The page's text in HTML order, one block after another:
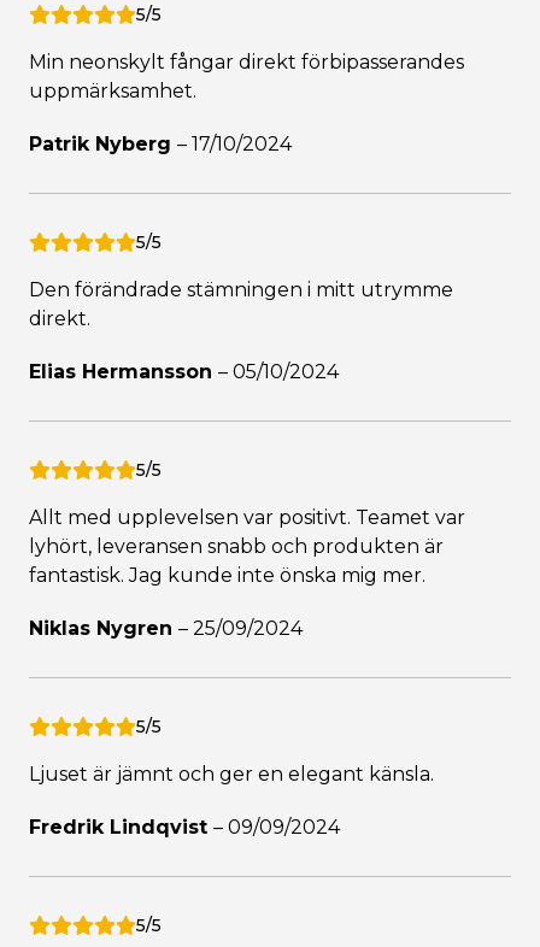
5/5
Min neonskylt fångar direkt förbipasserandes
uppmärksamhet.
Patrik Nyberg – 17/10/2024
5/5
Den förändrade stämningen i mitt utrymme
direkt.
Elias Hermansson – 05/10/2024
5/5
Allt med upplevelsen var positivt. Teamet var
lyhört, leveransen snabb och produkten är
fantastisk. Jag kunde inte önska mig mer.
Niklas Nygren – 25/09/2024
5/5
Ljuset är jämnt och ger en elegant känsla.
Fredrik Lindqvist – 09/09/2024
5/5